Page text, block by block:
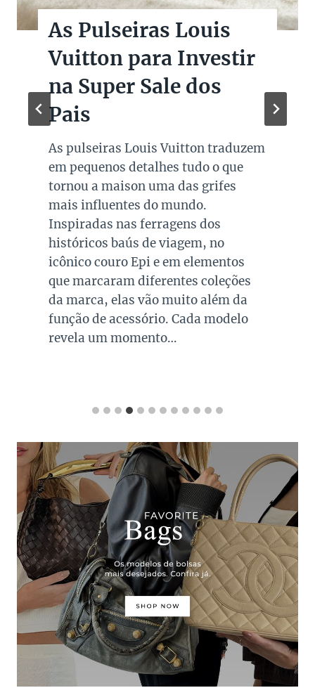
As Pulseiras Louis
Vuitton para Investir
na Super Sale dos
Pais
As pulseiras Louis Vuitton traduzem
em pequenos detalhes tudo o que
tornou a maison uma das grifes
mais influentes do mundo.
Inspiradas nas ferragens dos
históricos baús de viagem, no
icônico couro Epi e em elementos
que marcaram diferentes coleções
da marca, elas vão muito além da
função de acessório. Cada modelo
revela um momento…